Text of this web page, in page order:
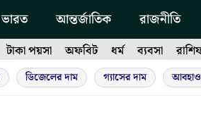
ভারত আন্তর্জাতিক রাজনীতি
টাকা পয়সা অফবিট ধর্ম ব্যবসা
ডিজেলের দাম গ্যাসের দাম